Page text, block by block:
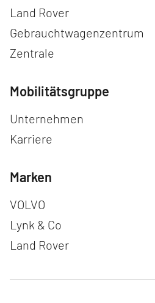
Land Rover
Gebrauchtwagenzentrum
Zentrale
Mobilitätsgruppe
Navigation überspringen
Unternehmen
Karriere
Marken
Navigation überspringen
VOLVO
Lynk & Co
Land Rover